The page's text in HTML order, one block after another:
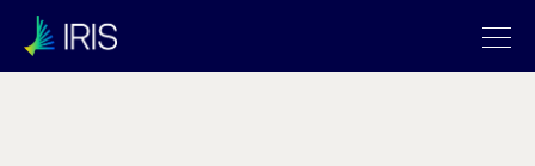
Categoria: Digitalization